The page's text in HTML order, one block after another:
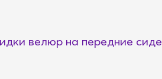
велюр на передние